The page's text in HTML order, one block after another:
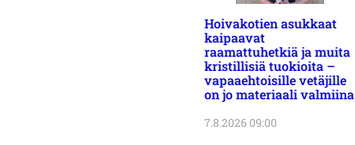
Hoivakotien asukkaat
kaipaavat
raamattuhetkiä ja muita
kristillisiä tuokioita –
vapaaehtoisille vetäjille
on jo materiaali valmiina
7.8.2026 09:00